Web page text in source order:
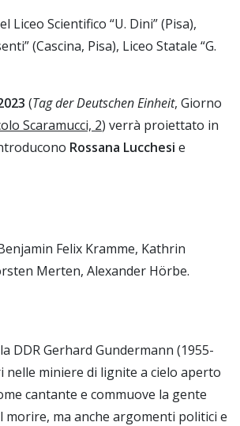
Scientifico “U. Dini” (Pisa),
(Cascina, Pisa), Liceo Statale “G.
(Tag der Deutschen Einheit, Giorno
Scaramucci, 2) verrà proiettato in
Rossana Lucchesi e
Felix Kramme, Kathrin
Merten, Alexander Hörbe.
DDR Gerhard Gundermann (1955-
nelle miniere di lignite a cielo aperto
cantante e commuove la gente
morire, ma anche argomenti politici e